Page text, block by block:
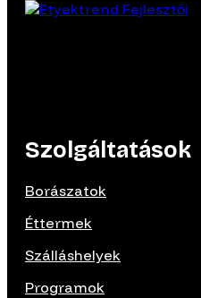
Szolgáltatások
Borászatok
Éttermek
Szálláshelyek
Programok